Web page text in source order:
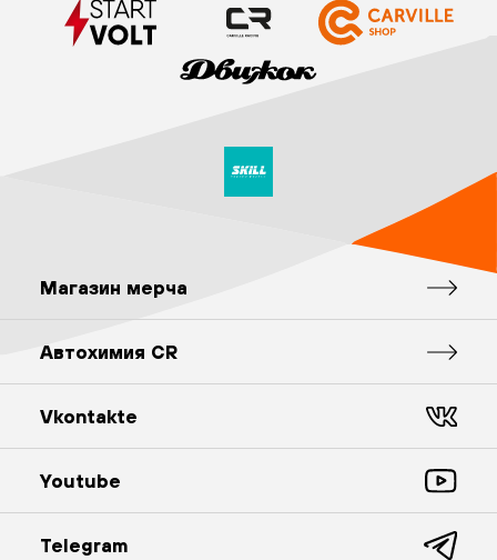
Магазин мерча
Автохимия CR
Vkontakte
Youtube
Telegram